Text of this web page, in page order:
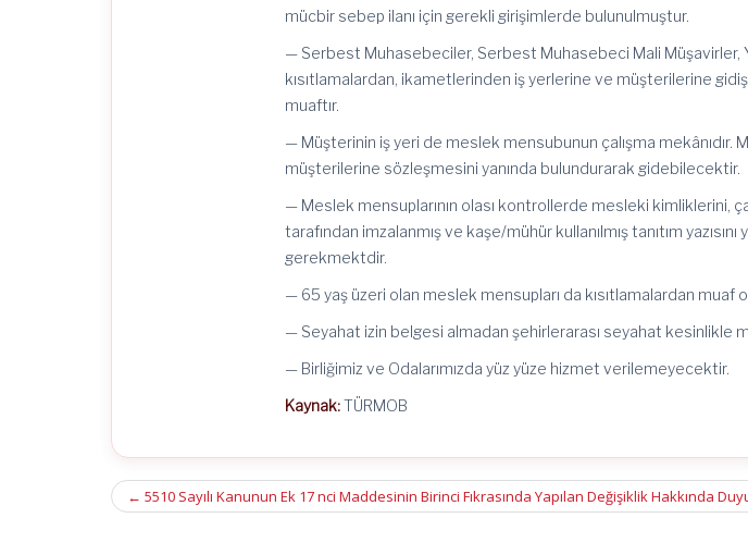
mücbir sebep ilanı için gerekli girişimlerde bulunulmuştur.
— Serbest Muhasebeciler, Serbest Muhasebeci Mali Müşavirler,
kısıtlamalardan, ikametlerinden iş yerlerine ve müşterilerine gidiş/
muaftır.
— Müşterinin iş yeri de meslek mensubunun çalışma mekânıdır.
müşterilerine sözleşmesini yanında bulundurarak gidebilecektir.
— Meslek mensuplarının olası kontrollerde mesleki kimliklerini,
tarafından imzalanmış ve kaşe/mühür kullanılmış tanıtım yazısını
gerekmektdir.
— 65 yaş üzeri olan meslek mensupları da kısıtlamalardan muaf
— Seyahat izin belgesi almadan şehirlerarası seyahat kesinlikle
— Birliğimiz ve Odalarımızda yüz yüze hizmet verilemeyecektir.
Kaynak:TÜRMOB
Post
← 5510 Sayılı Kanunun Ek 17 nci Maddesinin Birinci Fıkrasında Yapılan Değişiklik Hakkında